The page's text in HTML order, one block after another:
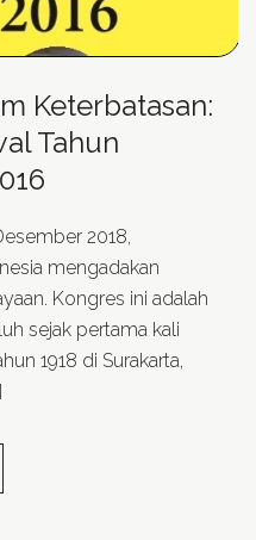
Keterbatasan:
Tahun
2018,
mengadakan
Kongres ini adalah
sejak pertama kali
1918 di Surakarta,